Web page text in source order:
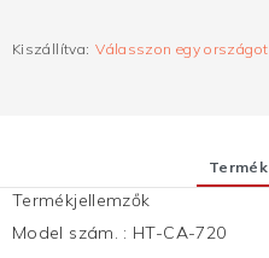
Kiszállítva: Válasszon egy
Termékjellemzők
Model szám. : HT-CA-720